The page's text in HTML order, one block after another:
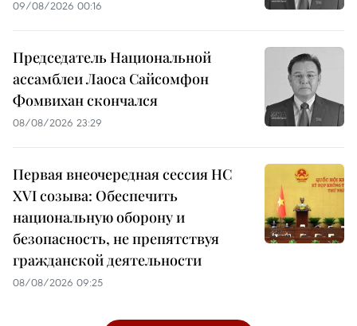
09/08/2026 00:16
Председатель Национальной
ассамблеи Лаоса Сайсомфон
Фомвихан скончался
08/08/2026 23:29
Первая внеочередная сессия НС
XVI созыва: Обеспечить
национальную оборону и
безопасность, не препятствуя
гражданской деятельности
08/08/2026 09:25